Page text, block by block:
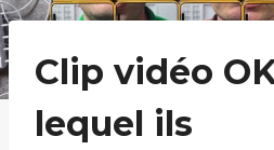
Clip vidéo
lequel ils